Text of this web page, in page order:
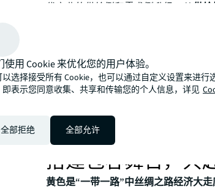
代商业的供给侧和需求侧升级。从 供
城、太古里、银泰中心等优质商业落
北零售商业中心的绝对地位，更因其
多现代商业将文化语言融入建筑设计
其他城市的商业气质。从需求侧 而言
众多本土品牌崛起：承袭“长安”风味
创、重现唐朝风华的唐装等成为购物
商业的发展增添新动能。
黄色辉煌：以开放
搭建包容舞台，共
黄色是“一带一路”中丝绸之路经济大
使用 Cookie 来优化您的用户体验。
选择接受所有 Cookie，也可以通过自定义设置来进行
即表示您同意收集、共享和传输您的个人信息，详见
全部拒绝 全部允许